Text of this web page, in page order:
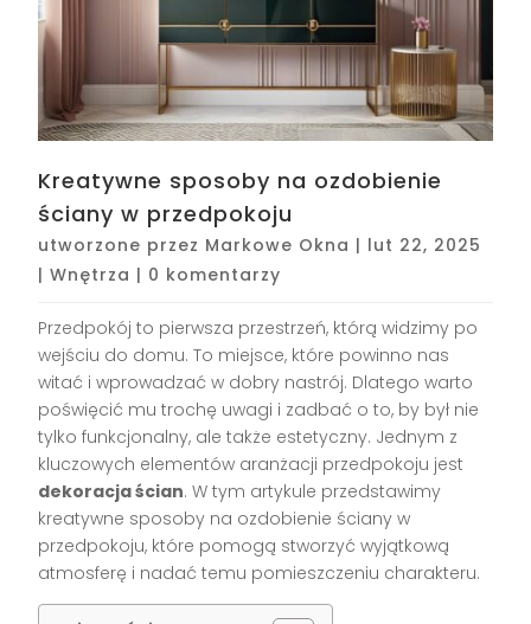
Kreatywne sposoby na ozdobienie
ściany w przedpokoju
utworzone przez Markowe Okna | lut 22, 2025
|Wnętrza | 0 komentarzy
Przedpokój to pierwsza przestrzeń, którą widzimy po
wejściu do domu. To miejsce, które powinno nas
witać i wprowadzać w dobry nastrój. Dlatego warto
poświęcić mu trochę uwagi i zadbać o to, by był nie
tylko funkcjonalny, ale także estetyczny. Jednym z
kluczowych elementów aranżacji przedpokoju jest
dekoracja ścian. W tym artykule przedstawimy
kreatywne sposoby na ozdobienie ściany w
przedpokoju, które pomogą stworzyć wyjątkową
atmosferę i nadać temu pomieszczeniu charakteru.